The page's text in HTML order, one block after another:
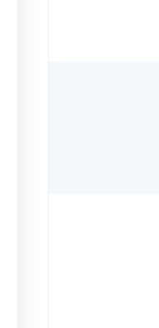
European School Radio and
The European Commission's
endorsement of the contents,
cannot be held responsible for any
Creative Commons